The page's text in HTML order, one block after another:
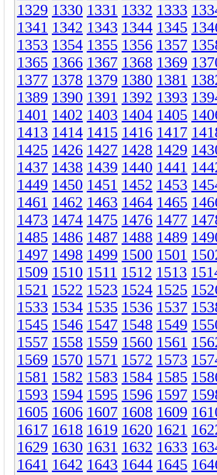
1329 1330 1331 1332 1333
1341 1342 1343 1344 1345
1353 1354 1355 1356 1357
1365 1366 1367 1368 1369
1377 1378 1379 1380 1381
1389 1390 1391 1392 1393
1401 1402 1403 1404 1405
1413 1414 1415 1416 1417
1425 1426 1427 1428 1429
1437 1438 1439 1440 1441
1449 1450 1451 1452 1453
1461 1462 1463 1464 1465
1473 1474 1475 1476 1477
1485 1486 1487 1488 1489
1497 1498 1499 1500 1501
1509 1510 1511 1512 1513
1521 1522 1523 1524 1525
1533 1534 1535 1536 1537
1545 1546 1547 1548 1549
1557 1558 1559 1560 1561
1569 1570 1571 1572 1573
1581 1582 1583 1584 1585
1593 1594 1595 1596 1597
1605 1606 1607 1608 1609
1617 1618 1619 1620 1621
1629 1630 1631 1632 1633
1641 1642 1643 1644 1645